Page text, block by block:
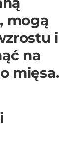
mogą
i
na
mięsa.